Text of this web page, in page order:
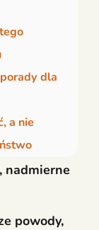
dla
a nie
nadmierne
powody,